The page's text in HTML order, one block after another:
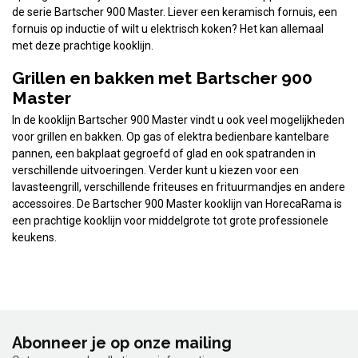
de serie Bartscher 900 Master. Liever een keramisch fornuis, een
fornuis op inductie of wilt u elektrisch koken? Het kan allemaal
met deze prachtige kooklijn.
Grillen en bakken met Bartscher 900
Master
In de kooklijn Bartscher 900 Master vindt u ook veel mogelijkheden
voor grillen en bakken. Op gas of elektra bedienbare kantelbare
pannen, een bakplaat gegroefd of glad en ook spatranden in
verschillende uitvoeringen. Verder kunt u kiezen voor een
lavasteengrill, verschillende friteuses en frituurmandjes en andere
accessoires. De Bartscher 900 Master kooklijn van HorecaRama is
een prachtige kooklijn voor middelgrote tot grote professionele
keukens.
Abonneer je op onze mailing